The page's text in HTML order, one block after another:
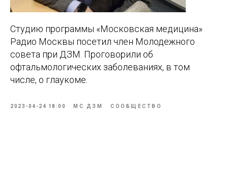
Студию программы «Московская медицина»
Радио Москвы посетил член Молодежного
совета при ДЗМ. Проговорили об
офтальмологических заболеваниях, в том
числе, о глаукоме.
2023-04-24 18:00 МС ДЗМ СООБЩЕСТВО